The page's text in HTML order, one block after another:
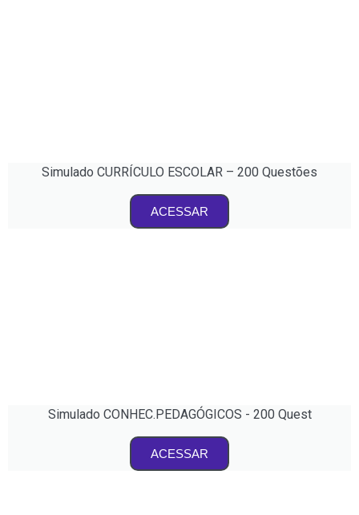
Simulado CURRÍCULO ESCOLAR – 200 Questões
ACESSAR
Simulado CONHEC.PEDAGÓGICOS - 200 Quest
ACESSAR